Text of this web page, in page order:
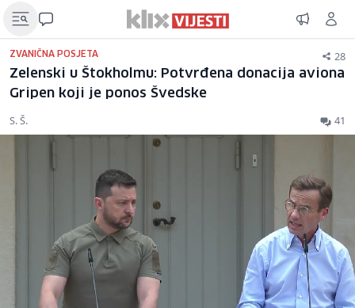
ZVANIČNA POSJETA 28
Zelenski u Štokholmu: Potvrđena donacija aviona
Gripen koji je ponos Švedske
S. Š. 41